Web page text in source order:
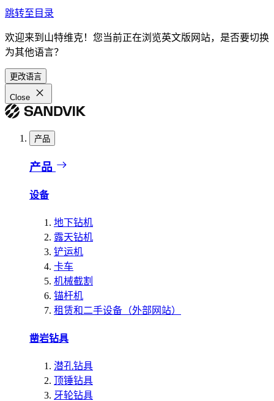
跳转至目录
欢迎来到山特维克！您当前正在浏览英文版网站，是否要切换
为其他语言？
更改语言
Close
产品
产品
设备
地下钻机
露天钻机
铲运机
卡车
机械截割
锚杆机
租赁和二手设备（外部网站）
凿岩钻具
潜孔钻具
顶锤钻具
牙轮钻具